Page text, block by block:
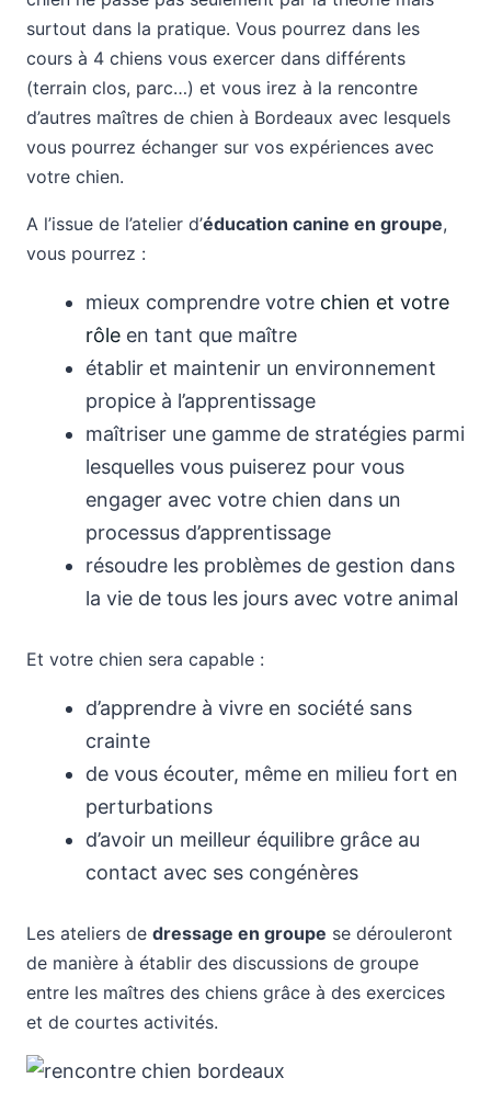
surtout dans la pratique. Vous pourrez dans les
cours à 4 chiens vous exercer dans différents
(terrain clos, parc…) et vous irez à la rencontre
d’autres maîtres de chien à Bordeaux avec lesquels
vous pourrez échanger sur vos expériences avec
votre chien.
A l’issue de l’atelier d’éducation canine en groupe,
vous pourrez :
mieux comprendre votre chien et votre
rôle en tant que maître
établir et maintenir un environnement
propice à l’apprentissage
maîtriser une gamme de stratégies parmi
lesquelles vous puiserez pour vous
engager avec votre chien dans un
processus d’apprentissage
résoudre les problèmes de gestion dans
la vie de tous les jours avec votre animal
Et votre chien sera capable :
d’apprendre à vivre en société sans
crainte
de vous écouter, même en milieu fort en
perturbations
d’avoir un meilleur équilibre grâce au
contact avec ses congénères
Les ateliers de dressage en groupe se dérouleront
de manière à établir des discussions de groupe
entre les maîtres des chiens grâce à des exercices
et de courtes activités.